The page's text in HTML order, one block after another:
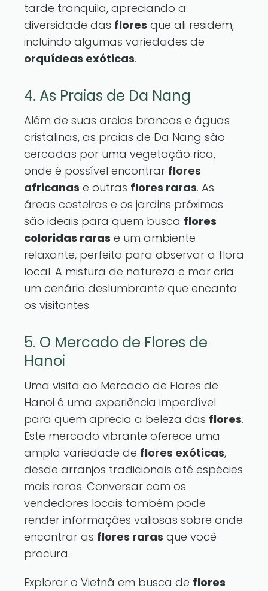
tarde tranquila, apreciando a
diversidade das flores que ali residem,
incluindo algumas variedades de
orquídeas exóticas.
4. As Praias de Da Nang
Além de suas areias brancas e águas
cristalinas, as praias de Da Nang são
cercadas por uma vegetação rica,
onde é possível encontrar flores
africanas e outras flores raras. As
áreas costeiras e os jardins próximos
são ideais para quem busca flores
coloridas raras e um ambiente
relaxante, perfeito para observar a flora
local. A mistura de natureza e mar cria
um cenário deslumbrante que encanta
os visitantes.
5. O Mercado de Flores de
Hanoi
Uma visita ao Mercado de Flores de
Hanoi é uma experiência imperdível
para quem aprecia a beleza das flores.
Este mercado vibrante oferece uma
ampla variedade de flores exóticas,
desde arranjos tradicionais até espécies
mais raras. Conversar com os
vendedores locais também pode
render informações valiosas sobre onde
encontrar as flores raras que você
procura.
Explorar o Vietnã em busca de flores